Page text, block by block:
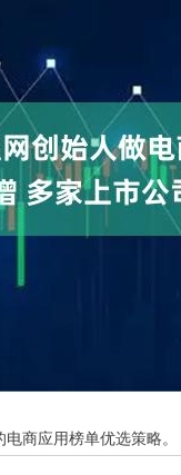
商应用榜单优选策略。
-0.24%